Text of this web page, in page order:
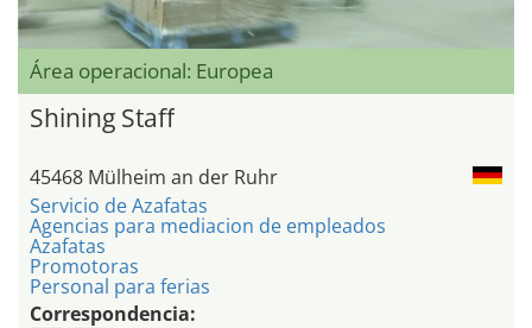
Área operacional: Europea
Shining Staff
45468 Mülheim an der Ruhr
Servicio de Azafatas
Agencias para mediacion de empleados
Azafatas
Promotoras
Personal para ferias
Correspondencia: